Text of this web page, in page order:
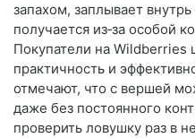
запахом, заплывает
получается из‑за особой
Покупатели на Wildberries
практичность и
отмечают, что с вершей
даже без постоянного
проверить ловушку раз в